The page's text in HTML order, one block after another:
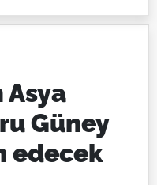
Asya
Güney
edecek